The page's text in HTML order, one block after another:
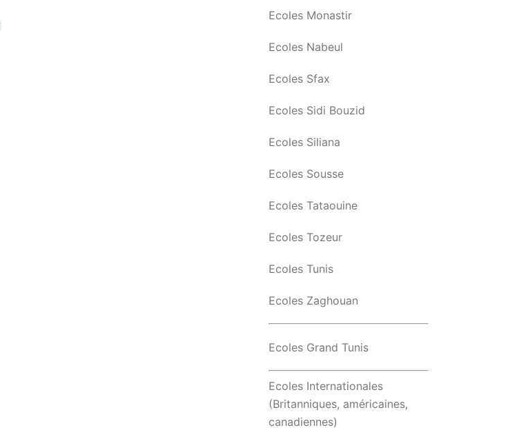
Ecoles Monastir
Ecoles Nabeul
Ecoles Sfax
Ecoles Sidi Bouzid
Ecoles Siliana
Ecoles Sousse
Ecoles Tataouine
Ecoles Tozeur
Ecoles Tunis
Ecoles Zaghouan
Ecoles Grand Tunis
Ecoles Internationales
(Britanniques, américaines,
canadiennes)